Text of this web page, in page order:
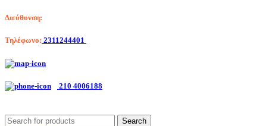
Διεύθυνση:
Τηλέφωνο: 2311244401
210 4006188
Search